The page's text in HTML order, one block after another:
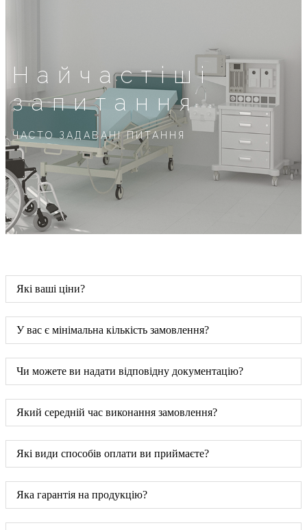
Найчастіші
запитання
ЧАСТО ЗАДАВАНІ ПИТАННЯ
Які ваші ціни?
У вас є мінімальна кількість замовлення?
Чи можете ви надати відповідну документацію?
Який середній час виконання замовлення?
Які види способів оплати ви приймаєте?
Яка гарантія на продукцію?